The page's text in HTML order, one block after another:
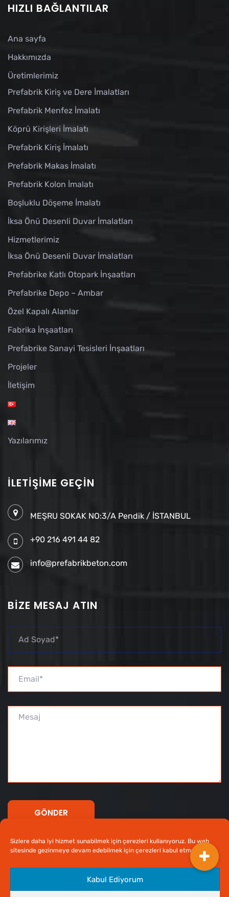
Sizlere daha iyi hizmet sunabilmek için çerezleri kullanıyoruz. Bu web
sitesinde gezinmeye devam edebilmek için çerezleri kabul etmelisiniz.
Kabul Ediyorum
HIZLI BAĞLANTILAR
Ana sayfa
Hakkımızda
Üretimlerimiz
Prefabrik Kiriş ve Dere İmalatları
Prefabrik Menfez İmalatı
Köprü Kirişleri İmalatı
Prefabrik Kiriş İmalatı
Prefabrik Makas İmalatı
Prefabrik Kolon İmalatı
Boşluklu Döşeme İmalatı
İksa Önü Desenli Duvar İmalatları
Hizmetlerimiz
İksa Önü Desenli Duvar İmalatları
Prefabrike Katlı Otopark İnşaatları
Prefabrike Depo – Ambar
Özel Kapalı Alanlar
Fabrika İnşaatları
Prefabrike Sanayi Tesisleri İnşaatları
Projeler
İletişim
Yazılarımız
İLETIŞIME GEÇIN
MEŞRU SOKAK NO:3/A Pendik / İSTANBUL
+90 216 491 44 82
info@prefabrikbeton.com
BIZE MESAJ ATIN